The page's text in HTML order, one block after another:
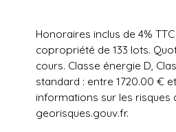
Honoraires inclus de 4%
copropriété de 133 lots.
cours. Classe énergie D,
standard : entre 1720.00 €
informations sur les risques
georisques.gouv.fr.